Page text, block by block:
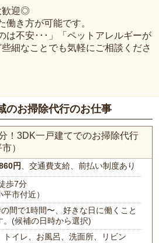
歓迎◎
働き方が可能です。
は不安･･･」「ペットアレルギーが
細なことでも気軽にご相談くださ
のお掃除代行のお仕事
！3DK一戸建てでのお掃除代行
）
円、交通費支給、前払い制度あり
歩7分
平市付近）
間で1時間〜、好きな日に働くこと
。(候補の日時から選択)
トイレ、お風呂、洗面所、リビン